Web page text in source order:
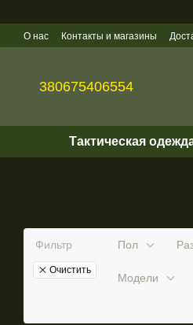
О нас Контакты и магазины
380675406554
Тактическая
Фильтр
Очистить
Пол
Модели